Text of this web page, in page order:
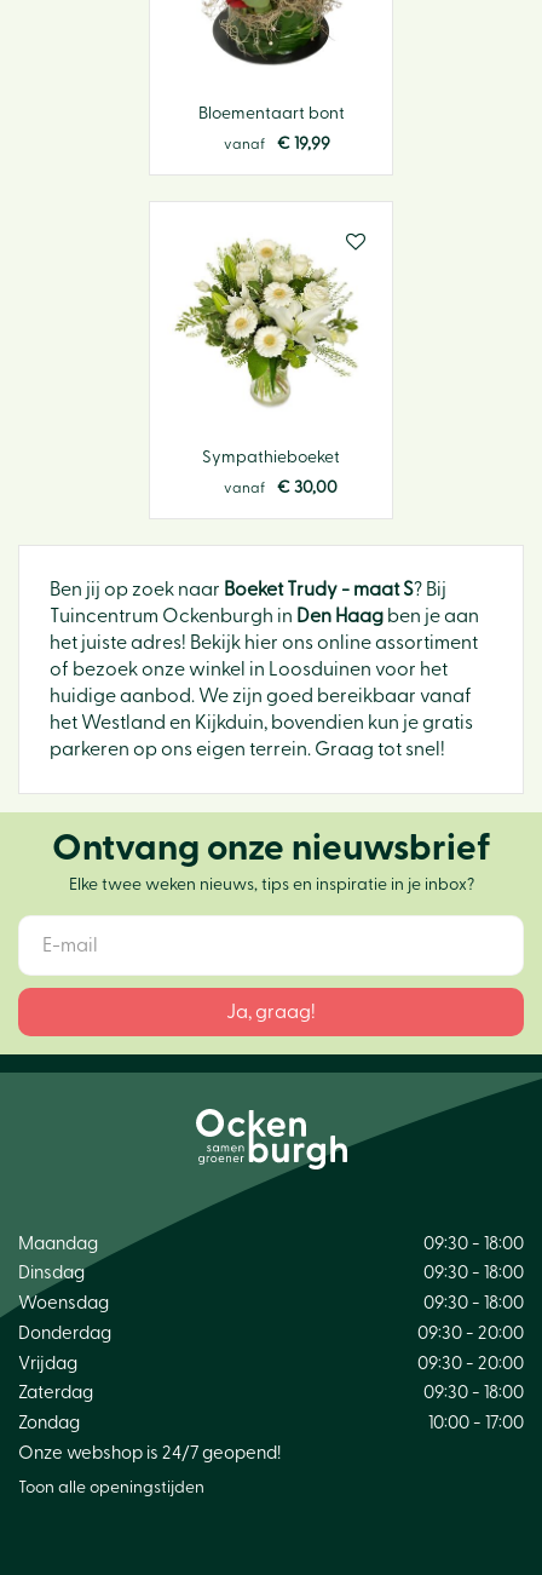
Bloementaart bont
vanaf € 19,99
Sympathieboeket
vanaf € 30,00
Ben jij op zoek naar Boeket Trudy - maat S? Bij
Tuincentrum Ockenburgh in Den Haag ben je aan
het juiste adres! Bekijk hier ons online assortiment
of bezoek onze winkel in Loosduinen voor het
huidige aanbod. We zijn goed bereikbaar vanaf
het Westland en Kijkduin, bovendien kun je gratis
parkeren op ons eigen terrein. Graag tot snel!
Ontvang onze nieuwsbrief
Elke twee weken nieuws, tips en inspiratie in je inbox?
Maandag
09:30 - 18:00
Dinsdag
09:30 - 18:00
Woensdag
09:30 - 18:00
Donderdag
09:30 - 20:00
Vrijdag
09:30 - 20:00
Zaterdag
09:30 - 18:00
Zondag
10:00 - 17:00
Onze webshop is 24/7 geopend!
Toon alle openingstijden